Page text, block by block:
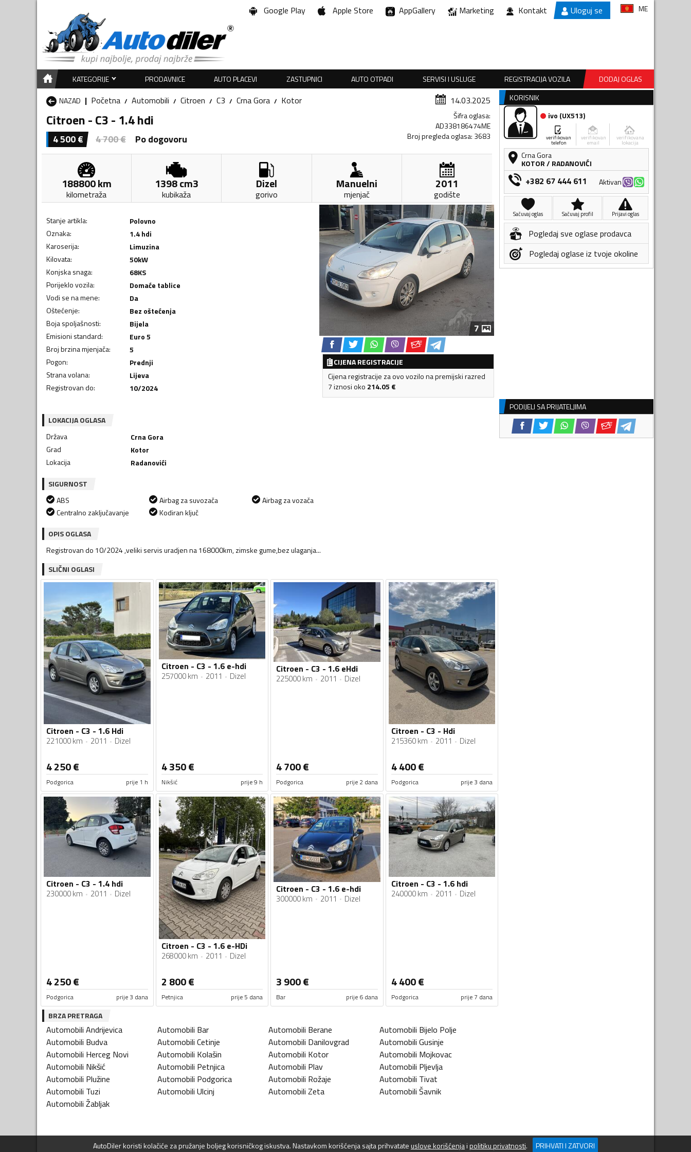
Google Play Apple Store AppGallery Marketing Kontakt Uloguj se ME
KATEGORIJE PRODAVNICE AUTO PLACEVI ZASTUPNICI AUTO OTPADI SERVISI I USLUGE REGISTRACIJA VOZILA
DODAJ OGLAS
NAZAD
Početna Automobili Citroen C3 Crna Gora Kotor 14.03.2025
Citroen - C3 - 1.4 hdi
4 500€ 4 700€ Po dogovoru
Šifra oglasa:
AD338186474ME
Broj pregleda oglasa: 3683
188800km
kilometraža
1398cm3
kubikaža
Dizel
gorivo
Manuelni
mjenjač
2011
godište
Stanje artikla:
Polovno
Oznaka:
1.4 hdi
Karoserija:
Limuzina
Kilovata: 50kW
Konjska snaga: 68KS
Porijeklo vozila:
Domaće tablice
Vodi se na mene:
Da
Oštećenje:
Bez oštećenja
Boja spoljašnosti:
Bijela
Emisioni standard:
Euro 5
Broj brzina mjenjača:
5
Pogon:
Prednji
Strana volana:
Lijeva
Registrovan do: 10/2024
7
CIJENA REGISTRACIJE
Cijena registracije za ovo vozilo na premijski razred
7 iznosi oko 214.05 €
LOKACIJA OGLASA
Država
Crna Gora
Grad
Kotor
Lokacija
Radanovići
SIGURNOST
ABS
Centralno zaključavanje
Airbag za suvozača
Kodiran ključ
Airbag za vozača
OPIS OGLASA
Registrovan do 10/2024 ,veliki servis uradjen na 168000km, zimske gume,bez ulaganja...
SLIČNI OGLASI
Citroen - C3 - 1.6 Hdi
221000 km 2011 Dizel
4 250€
Podgorica prije 1 h
Citroen - C3 - 1.6 e-hdi
257000 km 2011 Dizel
4 350€
Nikšić prije 9 h
Citroen - C3 - 1.6 eHdi
225000 km 2011 Dizel
4 700€
Podgorica prije 2 dana
Citroen - C3 - Hdi
215360 km 2011 Dizel
4 400€
Podgorica prije 3 dana
Citroen - C3 - 1.4 hdi
230000 km 2011 Dizel
4 250€
Podgorica prije 3 dana
Citroen - C3 - 1.6 e-HDi
268000 km 2011 Dizel
2 800€
Petnjica prije 5 dana
Citroen - C3 - 1.6 e-hdi
300000 km 2011 Dizel
3 900€
Bar prije 6 dana
Citroen - C3 - 1.6 hdi
240000 km 2011 Dizel
4 400€
Podgorica prije 7 dana
BRZA PRETRAGA
Automobili Andrijevica Automobili Bar Automobili Berane Automobili Bijelo Polje
Automobili Budva Automobili Cetinje Automobili Danilovgrad Automobili Gusinje
Automobili Herceg Novi Automobili Kolašin Automobili Kotor Automobili Mojkovac
Automobili Nikšić Automobili Petnjica Automobili Plav Automobili Pljevlja
Automobili Plužine Automobili Podgorica Automobili Rožaje Automobili Tivat
Automobili Tuzi Automobili Ulcinj Automobili Zeta Automobili Šavnik
Automobili Žabljak
KORISNIK
ivo (UX513)
verifikovan
telefon
verifikovan
email
verifikovana
lokacija
Crna Gora
KOTOR/ RADANOVIĆI
+382 67 444 611 Aktivan
Sačuvaj oglas Sačuvaj profil Prijavi oglas
Pogledaj sve oglase prodavca
Pogledaj oglase iz tvoje okoline
PODIJELI SA PRIJATELJIMA
AutoDilerkoristi kolačiće za pružanje boljeg korisničkog iskustva. Nastavkom korišćenja sajta prihvatateuslove korišćenjaipolitiku privatnosti. PRIHVATI I ZATVORI